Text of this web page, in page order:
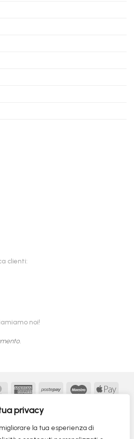
privacy
la tua esperienza di
clienti:
noi!
MasterCardAmericanPostepay Maestro
Klarna
flashmac® - MONOFASE SRL - P.IVA:
| produced by
monofase